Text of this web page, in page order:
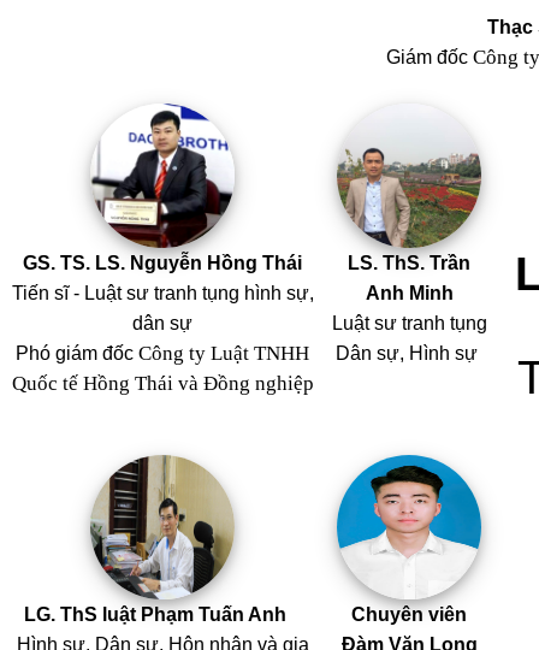
Thạc
Giám đốc Công
GS. TS. LS. Nguyễn Hồng Thái
Tiến sĩ - Luật sư tranh tụng hình sự,
dân sự
Phó giám đốc Công ty Luật TNHH
Quốc tế Hồng Thái và Đồng nghiệp
LS. ThS. Trần
Anh Minh
Luật sư tranh tụng
Dân sự, Hình sự
LG. ThS luật Phạm Tuấn Anh
Hình sự, Dân sự, Hôn nhân và gia
Chuyên viên
Đàm Văn Long